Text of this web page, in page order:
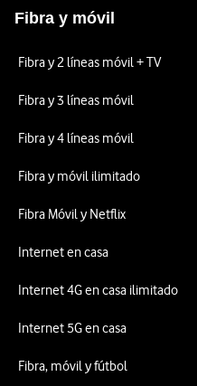
Fibra y móvil
Fibra y 2 líneas móvil + TV
Fibra y 3 líneas móvil
Fibra y 4 líneas móvil
Fibra y móvil ilimitado
Fibra Móvil y Netflix
Internet en casa
Internet 4G en casa ilimitado
Internet 5G en casa
Fibra, móvil y fútbol